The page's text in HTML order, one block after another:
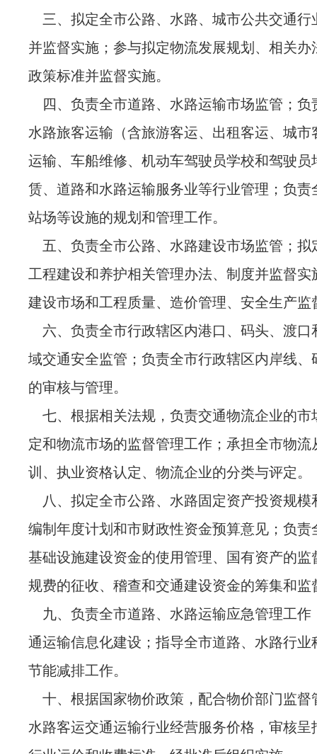
三、拟定全市公路、水路、城市公共交通行
并监督实施；参与拟定物流发展规划、相关办
政策标准并监督实施。
四、负责全市道路、水路运输市场监管；负
水路旅客运输（含旅游客运、出租客运、城市
运输、车船维修、机动车驾驶员学校和驾驶员
赁、道路和水路运输服务业等行业管理；负责
站场等设施的规划和管理工作。
五、负责全市公路、水路建设市场监管；拟
工程建设和养护相关管理办法、制度并监督实
建设市场和工程质量、造价管理、安全生产监
六、负责全市行政辖区内港口、码头、渡口
域交通安全监管；负责全市行政辖区内岸线、
的审核与管理。
七、根据相关法规，负责交通物流企业的市
定和物流市场的监督管理工作；承担全市物流
训、执业资格认定、物流企业的分类与评定。
八、拟定全市公路、水路固定资产投资规模
编制年度计划和市财政性资金预算意见；负责
基础设施建设资金的使用管理、国有资产的监
规费的征收、稽查和交通建设资金的筹集和监
九、负责全市道路、水路运输应急管理工作
通运输信息化建设；指导全市道路、水路行业
节能减排工作。
十、根据国家物价政策，配合物价部门监督
水路客运交通运输行业经营服务价格，审核呈